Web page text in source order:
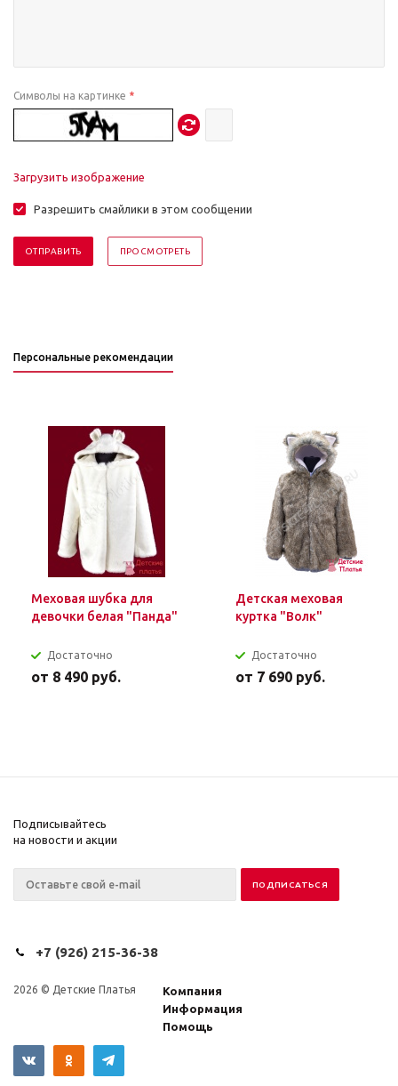
Символы на картинке *
Загрузить изображение
Разрешить смайлики в этом сообщении
Персональные рекомендации
Меховая шубка для
девочки белая "Панда"
Достаточно
от 8 490 руб.
Детская меховая
куртка "Волк"
Достаточно
от 7 690 руб.
Подписывайтесь
на новости и акции
+7 (926) 215-36-38
2026 © Детские Платья
Компания
Информация
Помощь